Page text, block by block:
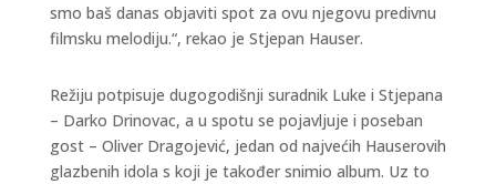
smo baš danas objaviti spot za ovu njegovu predivnu
filmsku melodiju.“, rekao je Stjepan Hauser.
Režiju potpisuje dugogodišnji suradnik Luke i Stjepana
– Darko Drinovac, a u spotu se pojavljuje i poseban
gost – Oliver Dragojević, jedan od najvećih Hauserovih
glazbenih idola s koji je također snimio album. Uz to